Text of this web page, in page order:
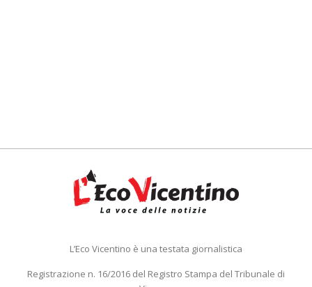
L’Eco Vicentino è una testata giornalistica
Registrazione n. 16/2016 del Registro Stampa del Tribunale di